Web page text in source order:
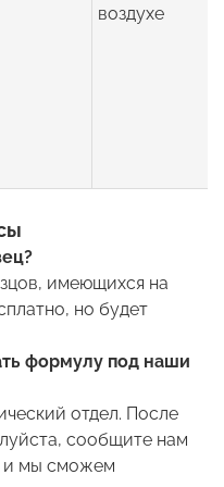
воздухе
имеющихся на
но будет
формулу под наши
отдел. После
сообщите нам
и мы сможем